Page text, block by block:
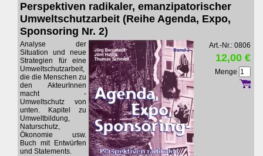
Perspektiven radikaler, emanzipatorischer
Umweltschutzarbeit (Reihe Agenda, Expo,
Sponsoring Nr. 2)
Analyse der
Situation und neue
Strategien für eine
Umweltschutzarbeit,
die die Menschen zu
den AkteurInnen
macht -
Umweltschutz von
unten. Kapitel zu
Umweltbildung,
Naturschutz,
Ökonomie usw.
Buch mit Entwürfen
und Statements.
Art.-Nr.: 0806
12,00 €
Menge